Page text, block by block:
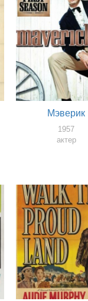
Мэверик
1957
актер